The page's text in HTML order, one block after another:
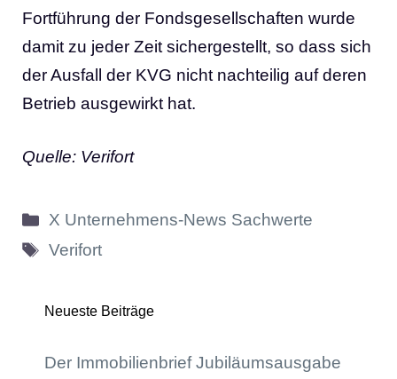
Fortführung der Fondsgesellschaften wurde
damit zu jeder Zeit sichergestellt, so dass sich
der Ausfall der KVG nicht nachteilig auf deren
Betrieb ausgewirkt hat.
Quelle: Verifort
Kategorien
X Unternehmens-News Sachwerte
Schlagwörter
Verifort
Neueste Beiträge
Der Immobilienbrief Jubiläumsausgabe